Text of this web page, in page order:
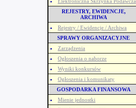
REJESTRY, EWIDENCJE,
ARCHIWA
Rejestry / Ewidencje / Archiwa
SPRAWY ORGANIZACYJNE
Zarządzenia
Ogłoszenia o naborze
Wyniki konkursów
Ogłoszenia i komunikaty
GOSPODARKA FINANSOWA
Mienie jednostki